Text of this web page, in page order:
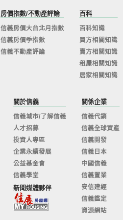
房價指數/不動產評論
信義房價大台北月指數
信義房價季指數
信義不動產評論
百科
百科知識
買方相關知識
賣方相關知識
租屋相關知識
居家相關知識
關於信義
信義城市/了解信義
人才招募
投資人專區
企業永續發展
公益基金會
信義學堂
新聞媒體夥伴
關係企業
信義代銷
信義全球資產
信義開發
信義日本
中國信義
信義置業
安信建經
信義鑑定
資源網站